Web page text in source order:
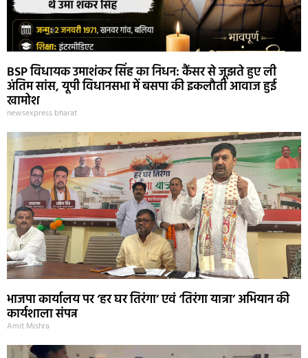
BSP विधायक उमाशंकर सिंह का निधन: कैंसर से जूझते हुए ली
अंतिम सांस, यूपी विधानसभा में बसपा की इकलौती आवाज हुई
खामोश
newsexpress bharat
भाजपा कार्यालय पर ‘हर घर तिरंगा’ एवं ‘तिरंगा यात्रा’ अभियान की
कार्यशाला संपन्न
Amit Mishra